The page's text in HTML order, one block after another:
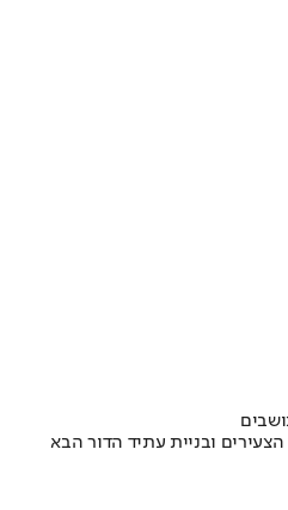
ובניית עתיד הדור הבא